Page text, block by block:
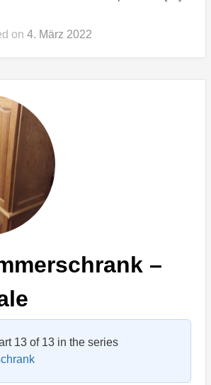
on 4. März 2022
–
13 of 13 in the series